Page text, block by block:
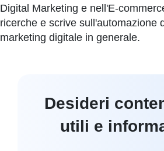
Digital Marketing e nell'E-
ricerche e scrive sull'automazione
marketing digitale in generale.
Desideri
utili e